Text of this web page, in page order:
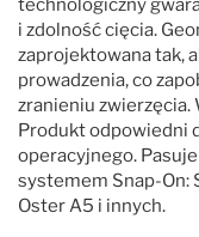
i zdolność cięcia.
zaprojektowana tak,
prowadzenia, co
zranieniu zwierzęcia.
Produkt odpowiedni
operacyjnego.
systemem Snap-On:
Oster A5 i innych.